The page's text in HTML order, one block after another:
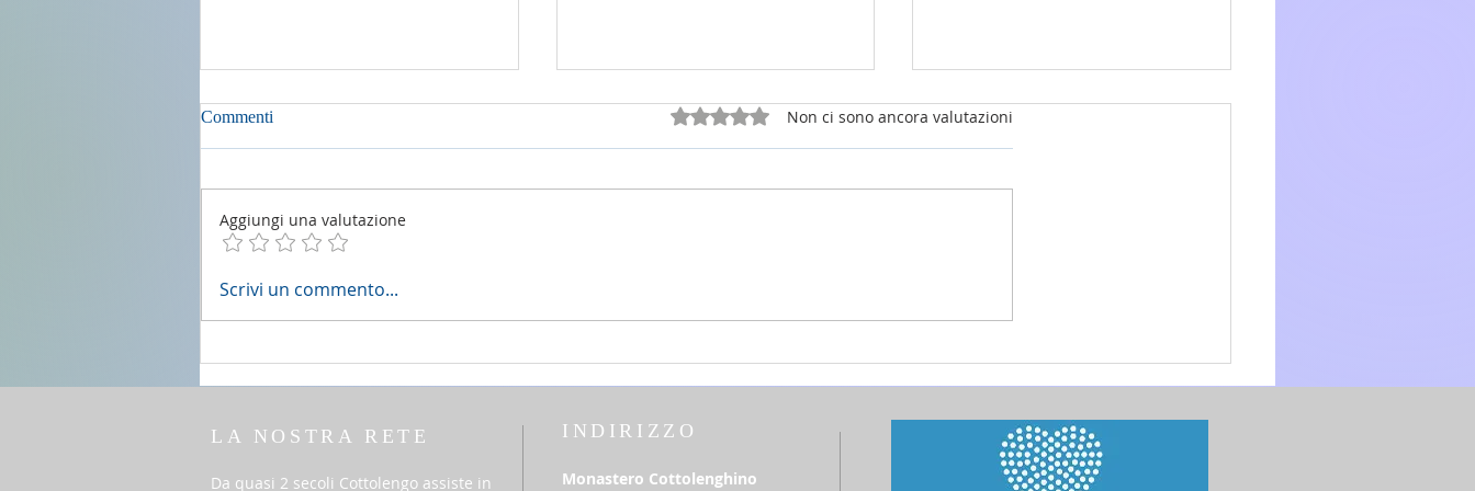
2 agosto 2026 - 18a Domenica
Commenti Valutazione 0 stelle su 5.Non ci sono ancora valutazioni
Aggiungi una valutazione
Scrivi un commento...
LA NOSTRA RETE
Da quasi 2 secoli Cottolengo assiste in
INDIRIZZO
Monastero Cottolenghino